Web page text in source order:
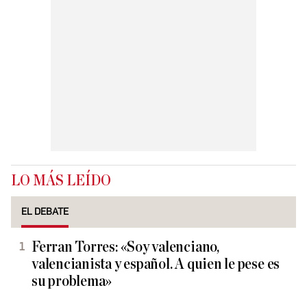
LO MÁS LEÍDO
EL DEBATE
Ferran Torres: «Soy valenciano,
valencianista y español. A quien le pese es
su problema»